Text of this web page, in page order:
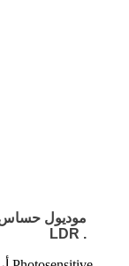
موديول حساس
LDR .